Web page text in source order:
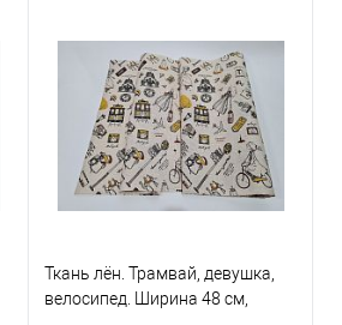
Купить в 1 клик
Сравнение
В избранное
В наличии
Ткань лён. Трамвай, девушка,
велосипед. Ширина 48 см,